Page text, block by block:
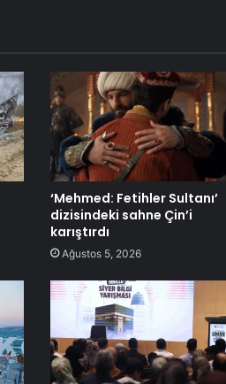
‘Mehmed: Fetihler Sultanı’
dizisindeki sahne Çin’i
karıştırdı
Ağustos 5, 2026